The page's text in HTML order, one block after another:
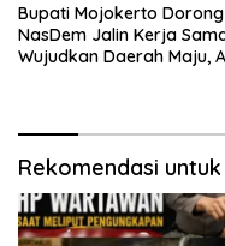
Bupati Mojokerto Dorong
NasDem Jalin Kerja
Wujudkan Daerah Maju,
Rekomendasi